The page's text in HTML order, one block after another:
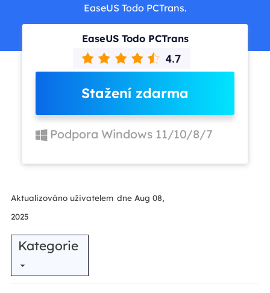
EaseUS Todo PCTrans.
EaseUS Todo PCTrans
Stažení zdarma
Podpora Windows 11/10/8/7
Aktualizováno uživatelem dne Aug 08,
2025
Kategorie